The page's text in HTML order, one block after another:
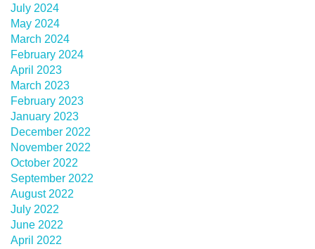
July 2024
May 2024
March 2024
February 2024
April 2023
March 2023
February 2023
January 2023
December 2022
November 2022
October 2022
September 2022
August 2022
July 2022
June 2022
April 2022